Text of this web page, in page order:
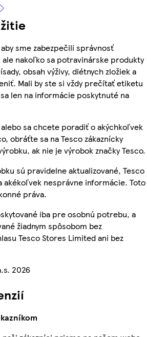
sme zabezpečili správnosť
nakoľko sa potravinárske produkty
obsah výživy, diétnych zložiek a
Mali by ste si vždy prečítať etiketu
len na informácie poskytnuté na
sa chcete poradiť o akýchkoľvek
obráťte sa na Tesco zákaznícky
ak nie je výrobok značky Tesco.
sú pravidelne aktualizované, Tesco
akékoľvek nesprávne informácie. Toto
práva.
iba pre osobnú potrebu, a
žiadnym spôsobom bez
Tesco Stores Limited ani bez
2026